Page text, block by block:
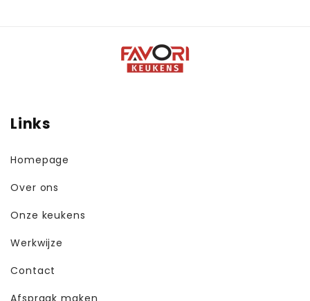
Links
Homepage
Over ons
Onze keukens
Werkwijze
Contact
Afspraak maken